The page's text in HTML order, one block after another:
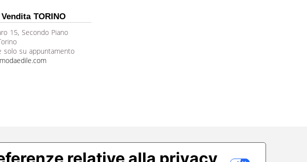
TORINO
15, Secondo Piano
solo su appuntamento